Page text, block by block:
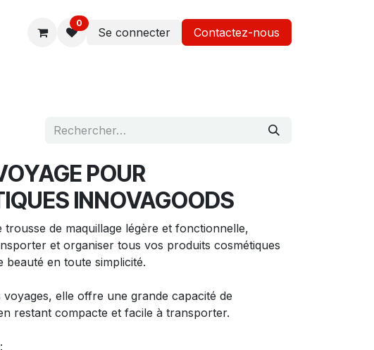
0
Se connecter Contactez-nous
POUR
INNOVAGOODS
de maquillage légère et fonctionnelle,
et organiser tous vos produits cosmétiques
beauté en toute simplicité.
elle offre une grande capacité de
restant compacte et facile à transporter.